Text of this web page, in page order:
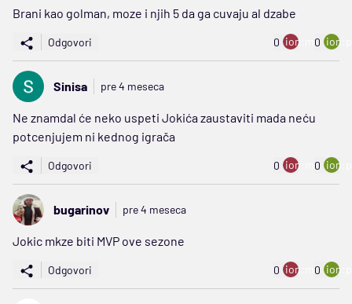
Brani kao golman, moze i njih 5 da ga cuvaju al dzabe
Odgovori 0 ion:minus
0
Sinisa pre 4 meseca
Ne znamdal će neko uspeti Jokića zaustaviti mada neću
potcenjujem ni kednog igrača
Odgovori 0 ion:minus
0
bugarinov pre 4 meseca
Jokic mkze biti MVP ove sezone
Odgovori 0 ion:minus
0